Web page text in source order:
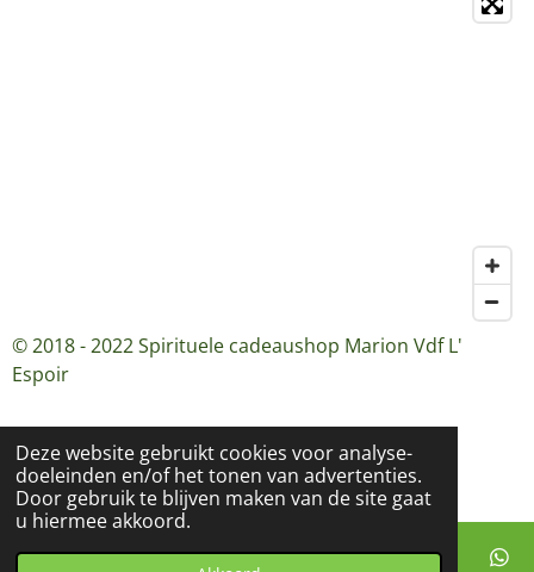
Deze website gebruikt cookies voor analyse-
doeleinden en/of het tonen van advertenties.
Door gebruik te blijven maken van de site gaat
u hiermee akkoord.
© 2018 - 2022 Spirituele cadeaushop Marion Vdf L'
Espoir